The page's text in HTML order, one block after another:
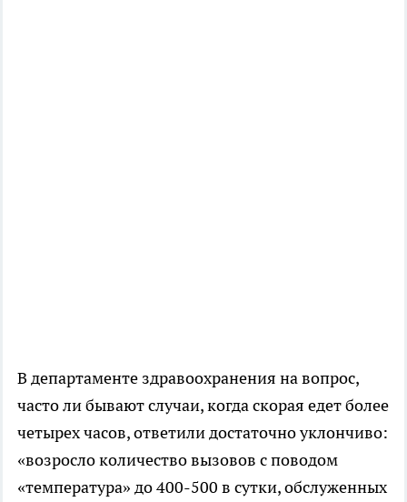
В департаменте здравоохранения на вопрос,
часто ли бывают случаи, когда скорая едет более
четырех часов, ответили достаточно уклончиво:
«возросло количество вызовов с поводом
«температура» до 400-500 в сутки, обслуженных